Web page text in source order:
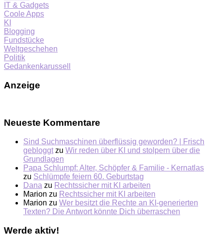
IT & Gadgets
Coole Apps
KI
Blogging
Fundstücke
Weltgeschehen
Politik
Gedankenkarussell
Anzeige
Neueste Kommentare
Sind Suchmaschinen überflüssig geworden? | Frisch
gebloggt zu Wir reden über KI und stolpern über die
Grundlagen
Papa Schlumpf: Alter, Schöpfer & Familie - Kernatlas
zu Schlümpfe feiern 60. Geburtstag
Dana zu Rechtssicher mit KI arbeiten
Marion zu Rechtssicher mit KI arbeiten
Marion zu Wer besitzt die Rechte an KI-generierten
Texten? Die Antwort könnte Dich überraschen
Werde aktiv!